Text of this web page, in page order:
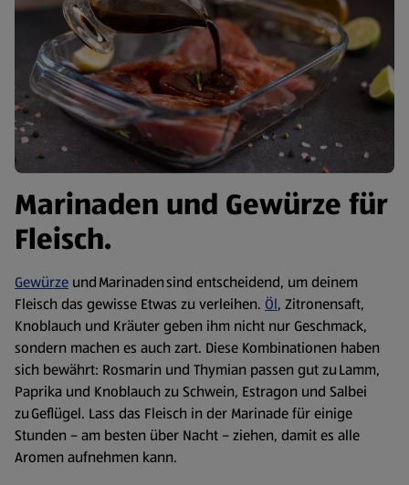
Marinaden und Gewürze für
Fleisch.
Gewürze und Marinaden sind entscheidend, um deinem
Fleisch das gewisse Etwas zu verleihen. Öl, Zitronensaft,
Knoblauch und Kräuter geben ihm nicht nur Geschmack,
sondern machen es auch zart. Diese Kombinationen haben
sich bewährt: Rosmarin und Thymian passen gut zu Lamm,
Paprika und Knoblauch zu Schwein, Estragon und Salbei
zu Geflügel. Lass das Fleisch in der Marinade für einige
Stunden – am besten über Nacht – ziehen, damit es alle
Aromen aufnehmen kann.